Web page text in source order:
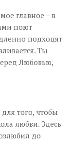
главное – в
поют
подходят
Ты
Любовью,
того, чтобы
любви. Здесь
до